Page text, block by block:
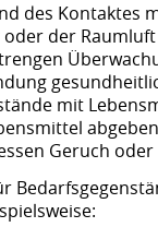
des Kontaktes
der
mit
Geruch